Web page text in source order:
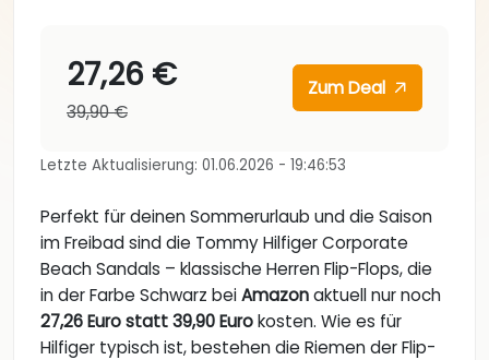
27,26 €
39,90 €
Zum Deal
Letzte Aktualisierung: 01.06.2026 - 19:46:53
Perfekt für deinen Sommerurlaub und die Saison
im Freibad sind die Tommy Hilfiger Corporate
Beach Sandals – klassische Herren Flip-Flops, die
in der Farbe Schwarz beiAmazonaktuell nur noch
27,26 Euro statt 39,90 Eurokosten. Wie es für
Hilfiger typisch ist, bestehen die Riemen der Flip-